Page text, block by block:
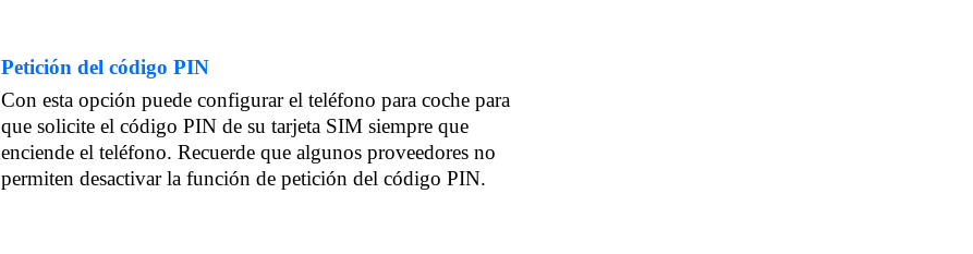
Petición del código PIN
Con esta opción puede configurar el teléfono para coche para
que solicite el código PIN de su tarjeta SIM siempre que
enciende el teléfono. Recuerde que algunos proveedores no
permiten desactivar la función de petición del código PIN.